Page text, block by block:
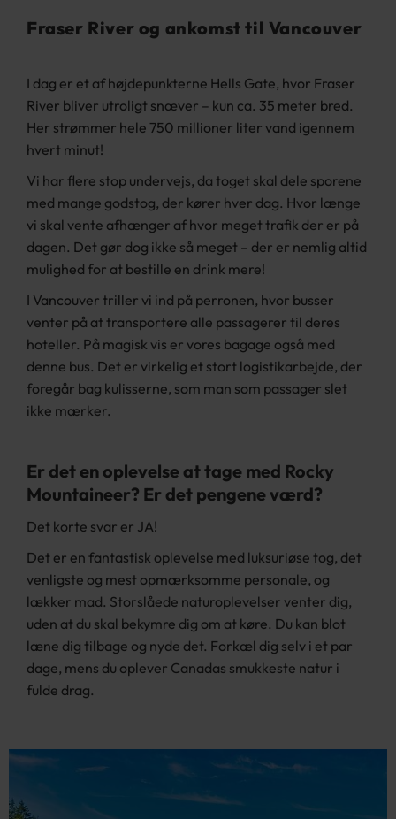
Fraser River og ankomst til Vancouver
I dag er et af højdepunkterne Hells Gate, hvor Fraser
River bliver utroligt snæver – kun ca. 35 meter bred.
Her strømmer hele 750 millioner liter vand igennem
hvert minut!
Vi har flere stop undervejs, da toget skal dele sporene
med mange godstog, der kører hver dag. Hvor længe
vi skal vente afhænger af hvor meget trafik der er på
dagen. Det gør dog ikke så meget – der er nemlig altid
mulighed for at bestille en drink mere!
I Vancouver triller vi ind på perronen, hvor busser
venter på at transportere alle passagerer til deres
hoteller. På magisk vis er vores bagage også med
denne bus. Det er virkelig et stort logistikarbejde, der
foregår bag kulisserne, som man som passager slet
ikke mærker.
Er det en oplevelse at tage med Rocky
Mountaineer? Er det pengene værd?
Det korte svar er JA!
Det er en fantastisk oplevelse med luksuriøse tog, det
venligste og mest opmærksomme personale, og
lækker mad. Storslåede naturoplevelser venter dig,
uden at du skal bekymre dig om at køre. Du kan blot
læne dig tilbage og nyde det. Forkæl dig selv i et par
dage, mens du oplever Canadas smukkeste natur i
fulde drag.